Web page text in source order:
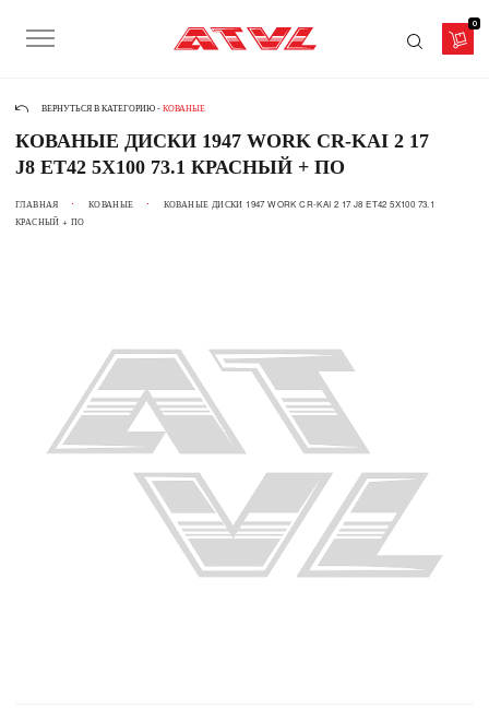
0
ВЕРНУТЬСЯ В КАТЕГОРИЮ - КОВАНЫЕ
КОВАНЫЕ ДИСКИ 1947 WORK CR-KAI 2 17
J8 ET42 5X100 73.1 КРАСНЫЙ + ПО
ГЛАВНАЯ КОВАНЫЕ
КОВАНЫЕ ДИСКИ 1947 WORK CR-KAI 2 17 J8 ET42 5X100 73.1
КРАСНЫЙ + ПО